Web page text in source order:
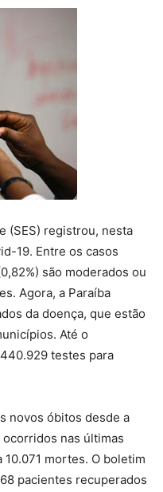
(SES) registrou, nesta
19. Entre os casos
são moderados ou
Agora, a Paraíba
da doença, que estão
Até o
testes para
novos óbitos desde a
nas últimas
mortes. O boletim
pacientes recuperados